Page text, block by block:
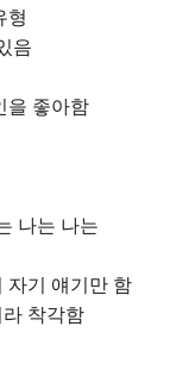
형
음
을 좋아함
나는 나는
자기 얘기만 함
착각함